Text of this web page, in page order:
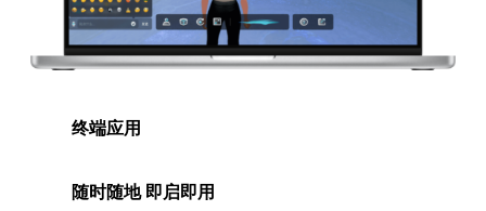
终端应用
随时随地 即启即用